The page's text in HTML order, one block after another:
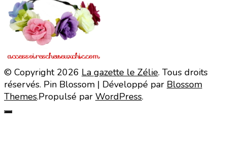
© Copyright 2026 La gazette le Zélie. Tous droits
réservés. Pin Blossom | Développé par Blossom
Themes.Propulsé par WordPress.